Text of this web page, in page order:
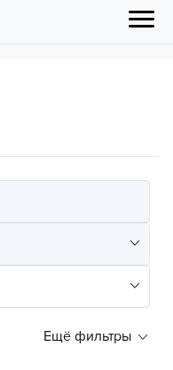
Ещё фильтры